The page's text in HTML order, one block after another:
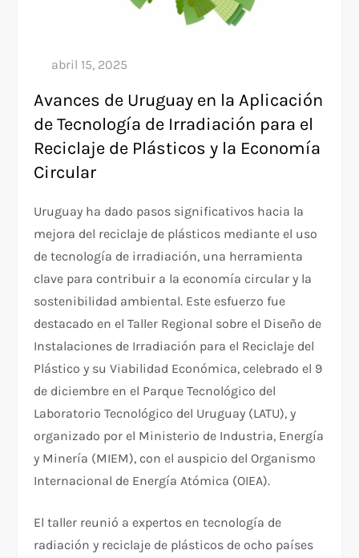
Avances de Uruguay en la Aplicación
de Tecnología de Irradiación para el
Reciclaje de Plásticos y la Economía
Circular
Uruguay ha dado pasos significativos hacia la
mejora del reciclaje de plásticos mediante el uso
de tecnología de irradiación, una herramienta
clave para contribuir a la economía circular y la
sostenibilidad ambiental. Este esfuerzo fue
destacado en el Taller Regional sobre el Diseño de
Instalaciones de Irradiación para el Reciclaje del
Plástico y su Viabilidad Económica, celebrado el 9
de diciembre en el Parque Tecnológico del
Laboratorio Tecnológico del Uruguay (LATU), y
organizado por el Ministerio de Industria, Energía
y Minería (MIEM), con el auspicio del Organismo
Internacional de Energía Atómica (OIEA).
El taller reunió a expertos en tecnología de
radiación y reciclaje de plásticos de ocho países